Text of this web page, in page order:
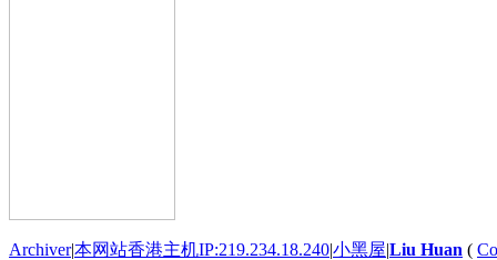
Archiver|本网站香港主机IP:219.234.18.240|小黑屋|Liu Huan (